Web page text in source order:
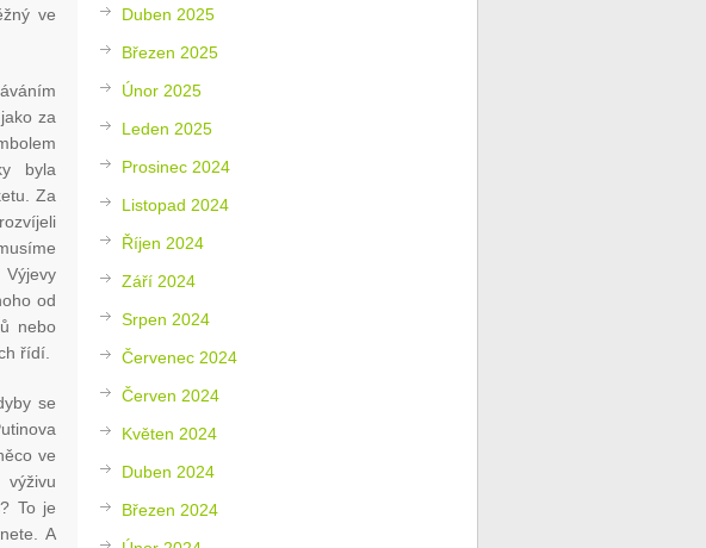
ve
za
byla
Za
od
nebo
řídí.
se
ve
To je
A
Duben 2025
Březen 2025
Únor 2025
Leden 2025
Prosinec 2024
Listopad 2024
Říjen 2024
Září 2024
Srpen 2024
Červenec 2024
Červen 2024
Květen 2024
Duben 2024
Březen 2024